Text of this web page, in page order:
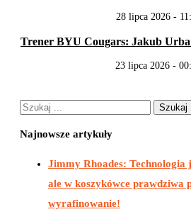
28 lipca 2026 -
Trener BYU Cougars: Jakub
23 lipca 2026 -
Najnowsze artykuły
Jimmy Rhoades: Technologia
ale w koszykówce prawdziwa
wyrafinowanie!